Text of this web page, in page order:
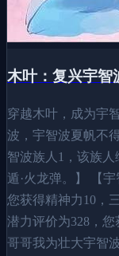
木叶：复兴宇智
穿越木叶，成为宇
波，宇智波夏帆不
智波族人1，该族
遁·火龙弹。】 【
您获得精神力10，
潜力评价为328，您
哥哥我为壮大宇智